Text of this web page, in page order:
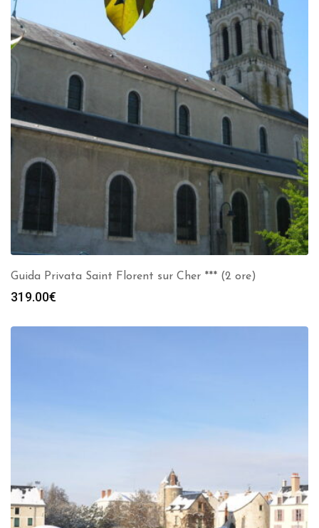
Guida Privata Saint Florent sur Cher *** (2 ore)
319.00€